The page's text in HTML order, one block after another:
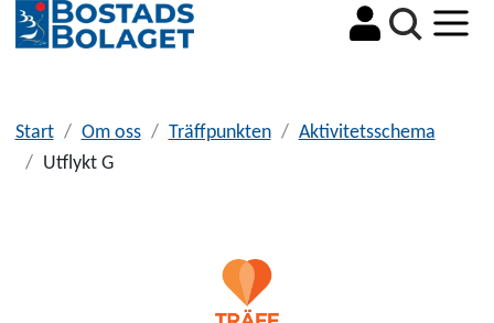
Sök
Start Om oss Träffpunkten
Aktivitetsschema
Utflykt G